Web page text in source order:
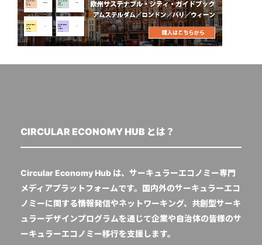
CIRCULAR ECONOMY HUB とは？
Circular Economy Hub は、サーキュラーエコノミー専門
メディアプラットフォームです。国内外のサーキュラーエコ
ノミーに関する情報発信やネットワーキング、共創型サーキ
ュラーデザインプログラムを通じて企業や自治体の皆様のサ
ーキュラーエコノミー移行を支援します。